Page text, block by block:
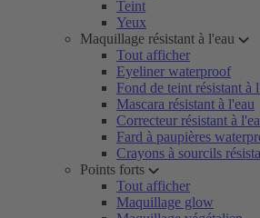
Teint
Yeux
Maquillage résistant à l'eau
Tout afficher
Eyeliner waterproof
Fond de teint résistant à
Mascara résistant à l'eau
Correcteur résistant à
Fard à paupières
Crayons à sourcils
Points forts
Tout afficher
Maquillage glow